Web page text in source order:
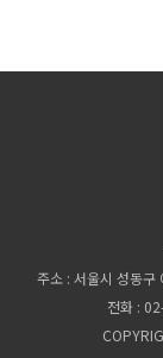
주소 : 서울시 성동
전화 :